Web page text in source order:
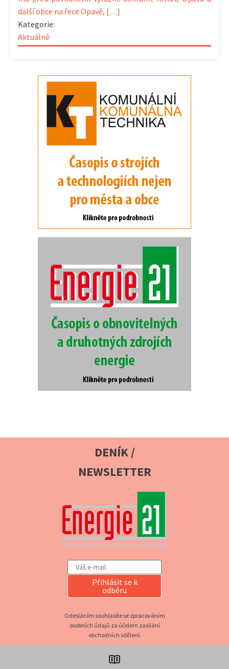
další obce na řece Opavě, […]
Kategorie:
Aktuálně
DENÍK /
NEWSLETTER
Přihlásit se k
odběru
Odesláním souhlasíte se zpracováním
osobních údajů za účelem zasílání
obchodních sdělení.